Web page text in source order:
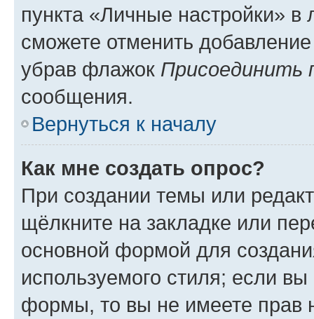
пункта «Личные настройки»
сможете отменить
убрав флажок Присоединить
сообщения.
Вернуться к началу
Как мне создать опрос?
При создании темы или
щёлкните на закладке или
основной формой для
используемого стиля; если
формы, то вы не имеете прав